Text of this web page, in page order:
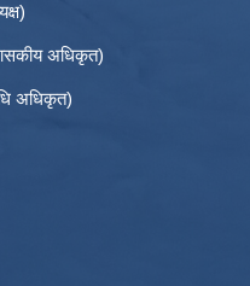
अधिकृत)